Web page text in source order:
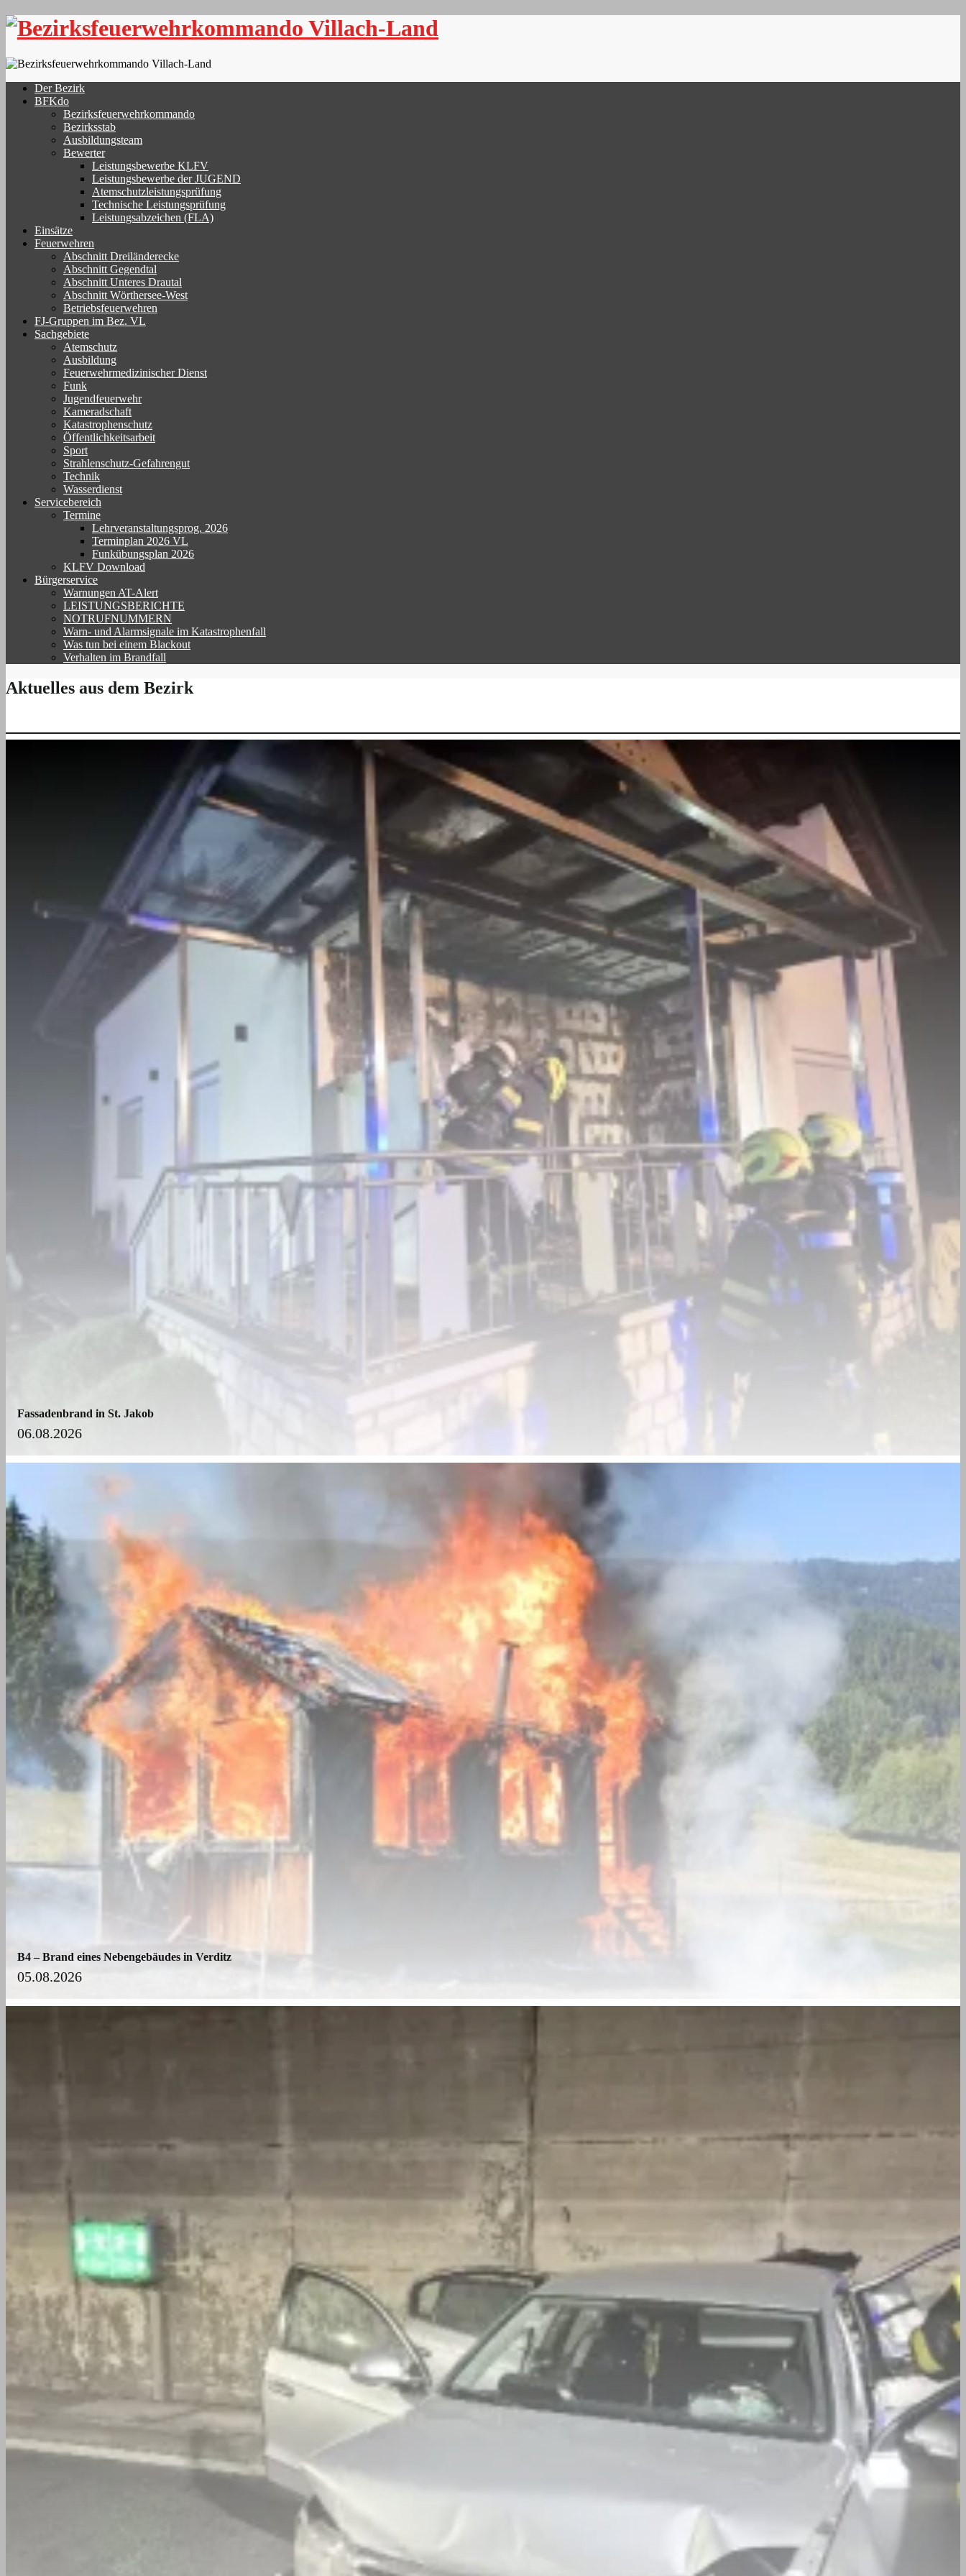
Skip
Der Bezirk
BFKdo
Bezirksfeuerwehrkommando
Bezirksstab
Ausbildungsteam
Bewerter
Leistungsbewerbe KLFV
Leistungsbewerbe der JUGEND
Atemschutzleistungsprüfung
Technische Leistungsprüfung
Leistungsabzeichen (FLA)
Einsätze
Feuerwehren
Abschnitt Dreiländerecke
Abschnitt Gegendtal
Abschnitt Unteres Drautal
Abschnitt Wörthersee-West
Betriebsfeuerwehren
FJ-Gruppen im Bez. VL
Sachgebiete
Atemschutz
Ausbildung
Feuerwehrmedizinischer Dienst
Funk
Jugendfeuerwehr
Kameradschaft
Katastrophenschutz
Öffentlichkeitsarbeit
Sport
Strahlenschutz-Gefahrengut
Technik
Wasserdienst
Servicebereich
Termine
Lehrveranstaltungsprog. 2026
Terminplan 2026 VL
Funkübungsplan 2026
KLFV Download
Bürgerservice
Warnungen AT-Alert
LEISTUNGSBERICHTE
NOTRUFNUMMERN
Warn- und Alarmsignale im Katastrophenfall
Was tun bei einem Blackout
Verhalten im Brandfall
Aktuelles aus dem Bezirk
Fassadenbrand in St. Jakob
06.08.2026
B4 – Brand eines Nebengebäudes in Verditz
05.08.2026